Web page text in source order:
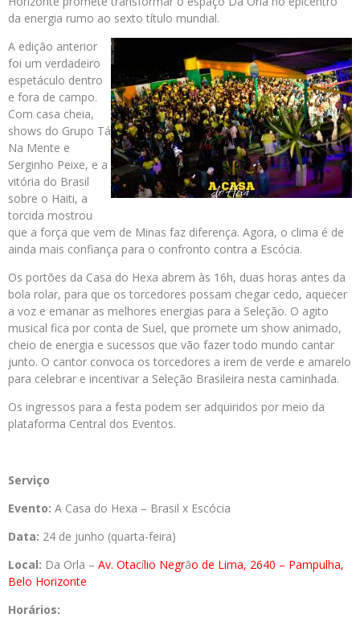
da energia rumo ao sexto título mundial.
A edição anterior
foi um verdadeiro
espetáculo dentro
e fora de campo.
Com casa cheia,
shows do Grupo Tá
Na Mente e
Serginho Peixe, e a
vitória do Brasil
sobre o Haiti, a
torcida mostrou
que a força que vem de Minas faz diferença. Agora, o clima é de
ainda mais confiança para o confronto contra a Escócia.
Os portões da Casa do Hexa abrem às 16h, duas horas antes da
bola rolar, para que os torcedores possam chegar cedo, aquecer
a voz e emanar as melhores energias para a Seleção. O agito
musical fica por conta de Suel, que promete um show animado,
cheio de energia e sucessos que vão fazer todo mundo cantar
junto. O cantor convoca os torcedores a irem de verde e amarelo
para celebrar e incentivar a Seleção Brasileira nesta caminhada.
Os ingressos para a festa podem ser adquiridos por meio da
plataforma Central dos Eventos.
Serviço
Evento: A Casa do Hexa – Brasil x Escócia
Data: 24 de junho (quarta-feira)
Local: Da Orla – Av. Otacílio Negrão de Lima, 2640 – Pampulha,
Belo Horizonte
Horários: